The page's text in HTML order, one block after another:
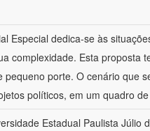
Especial dedica-se às
complexidade. Esta proposta
pequeno porte. O cenário que
políticos, em um quadro
Estadual Paulista Júlio